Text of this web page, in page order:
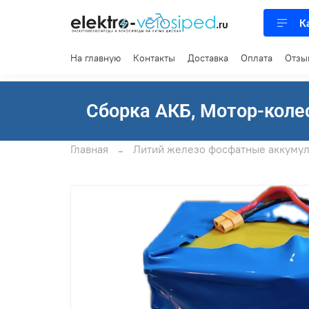
На главную Контакты Доставка Оплата
Сборка АКБ, Мотор-
Главная Литий железо фосфатные